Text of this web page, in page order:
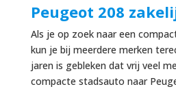
Peugeot 208
Als je op zoek naar een
kun je bij meerdere merken
jaren is gebleken dat vrij veel
compacte stadsauto naar